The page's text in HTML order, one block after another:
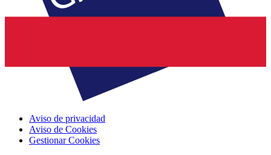
Aviso de privacidad
Aviso de Cookies
Gestionar Cookies